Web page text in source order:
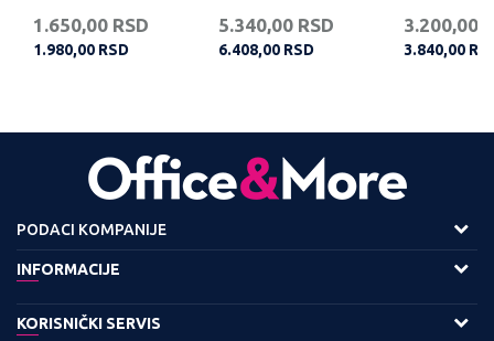
1.650,00 RSD
1.980,00 RSD
5.340,00 RSD
6.408,00 RSD
3.200,00
3.840,00
PODACI KOMPANIJE
Adresa :
11158 Beograd
INFORMACIJE
O nama
KORISNIČKI SERVIS